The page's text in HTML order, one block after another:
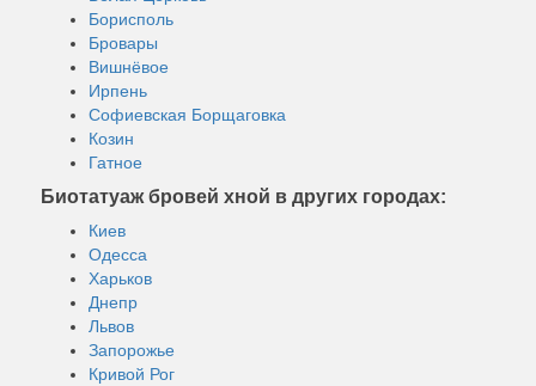
Борисполь
Бровары
Вишнёвое
Ирпень
Софиевская Борщаговка
Козин
Гатное
Биотатуаж бровей хной в других городах:
Киев
Одесса
Харьков
Днепр
Львов
Запорожье
Кривой Рог